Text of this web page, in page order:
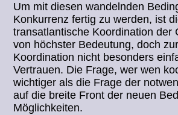
Um mit diesen wandelnden
Konkurrenz fertig zu werden, ist
transatlantische Koordination der
von höchster Bedeutung, doch
Koordination nicht besonders
Vertrauen. Die Frage, wer wen
wichtiger als die Frage der
auf die breite Front der neuen
Möglichkeiten.